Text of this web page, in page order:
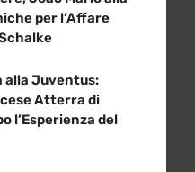
per l’Affare
alla Juventus:
Atterra di
l’Esperienza del